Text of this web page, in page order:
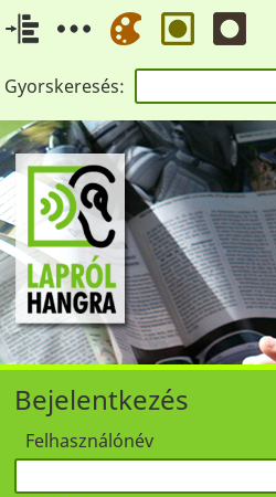
Gyorskeresés:
Bejelentkezés
Felhasználónév